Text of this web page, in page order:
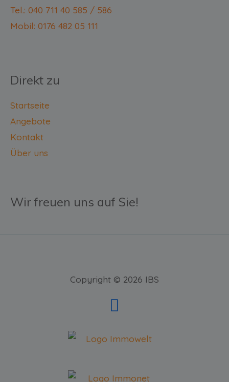
Tel.: 040 711 40 585 / 586
Mobil: 0176 482 05 111
Direkt zu
Startseite
Angebote
Kontakt
Über uns
Wir freuen uns auf Sie!
Copyright © 2026 IBS